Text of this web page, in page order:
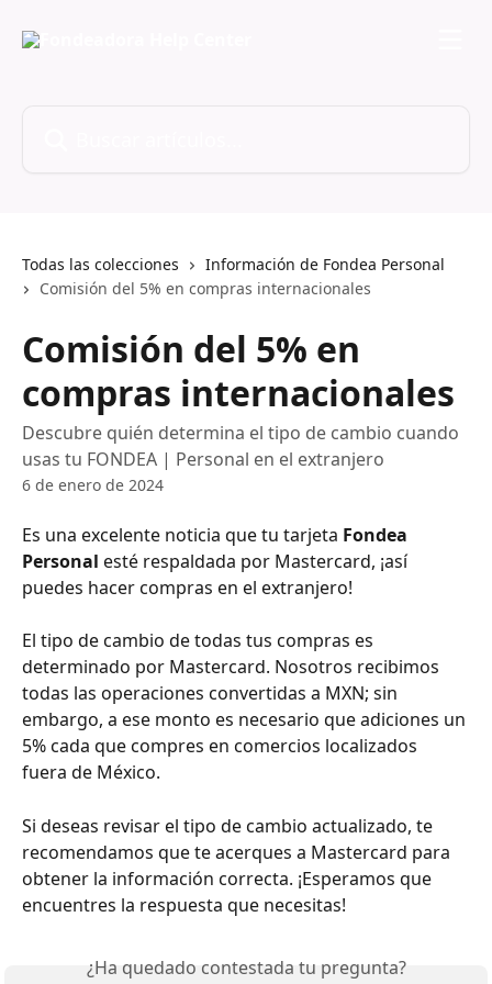
Todas las colecciones
Información de Fondea Personal
Comisión del 5% en compras internacionales
Comisión del 5% en
compras internacionales
Descubre quién determina el tipo de cambio cuando
usas tu FONDEA | Personal en el extranjero
6 de enero de 2024
Es una excelente noticia que tu tarjeta Fondea
Personal esté respaldada por Mastercard, ¡así
puedes hacer compras en el extranjero!
El tipo de cambio de todas tus compras es
determinado por Mastercard. Nosotros recibimos
todas las operaciones convertidas a MXN; sin
embargo, a ese monto es necesario que adiciones un
5% cada que compres en comercios localizados
fuera de México.
Si deseas revisar el tipo de cambio actualizado, te
recomendamos que te acerques a Mastercard para
obtener la información correcta. ¡Esperamos que
encuentres la respuesta que necesitas!
¿Ha quedado contestada tu pregunta?